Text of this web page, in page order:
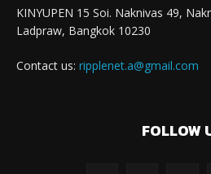
KINYUPEN 15 Soi. Naknivas 49,
Ladpraw, Bangkok 10230
Contact us: ripplenet.a@gmail.com
FOLLOW